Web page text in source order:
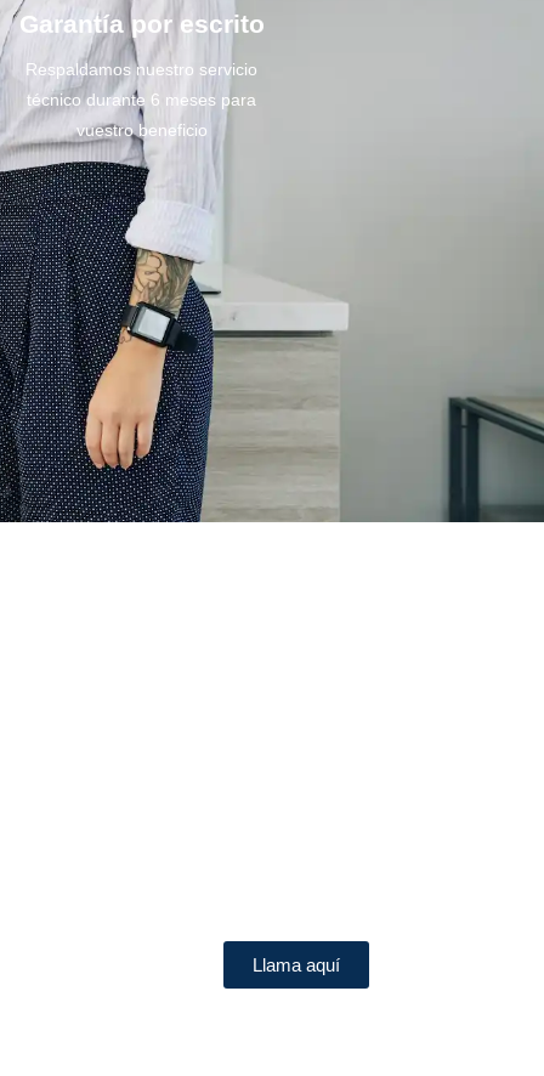
Garantía por escrito
Respaldamos nuestro servicio
técnico durante 6 meses para
vuestro beneficio
Llama aquí